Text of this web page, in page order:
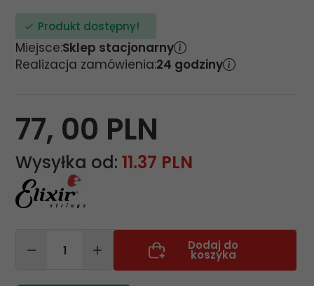
Produkt dostępny!
Miejsce:Sklep stacjonarny
Realizacja zamówienia:24 godziny
77, 00 PLN
Wysyłka od: 11.37 PLN
Dodaj do
koszyka